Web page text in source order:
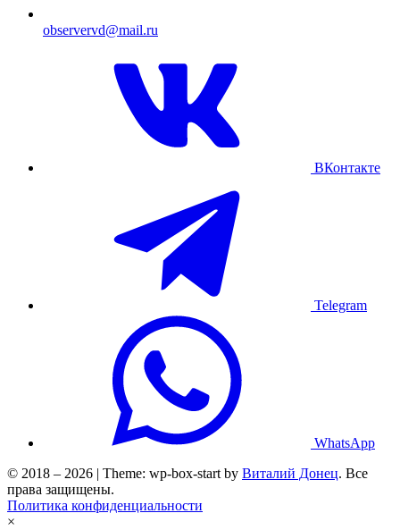
observervd@mail.ru
ВКонтакте
Telegram
WhatsApp
© 2018 – 2026 | Theme: wp-box-start by Виталий Донец. Все
права защищены.
Политика конфиденциальности
×